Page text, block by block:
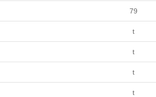
79
t
t
t
t